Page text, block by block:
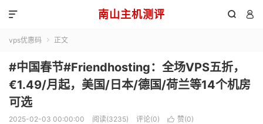
南山主机测评  

vps优惠码  正文
#中国春节#Friendhosting：全场VPS五折，
€1.49/月起，美国/日本/德国/荷兰等14个机房
可选
2025-02-03 00:00:00 阅读(3235) 评论(0)  赞(0)